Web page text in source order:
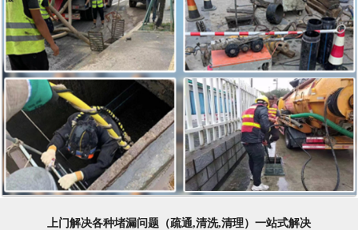
上门解决各种堵漏问题（疏通,清洗,清理）一站式解决